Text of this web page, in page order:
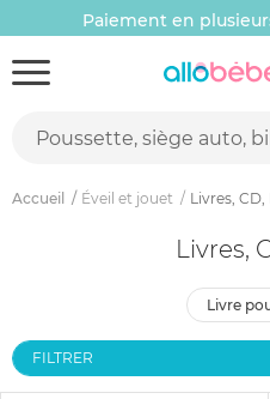
Paiement en
Accueil Éveil et jouet Livres, CD,
Livres,
livre
FILTRER